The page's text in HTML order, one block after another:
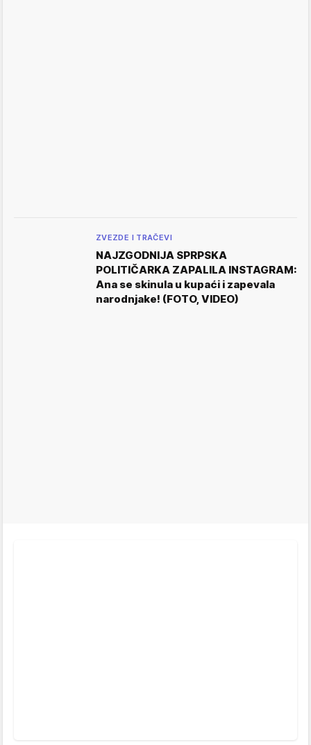
ZVEZDE I TRAČEVI
NAJZGODNIJA SPRPSKA
POLITIČARKA ZAPALILA INSTAGRAM:
Ana se skinula u kupaći i zapevala
narodnjake! (FOTO, VIDEO)